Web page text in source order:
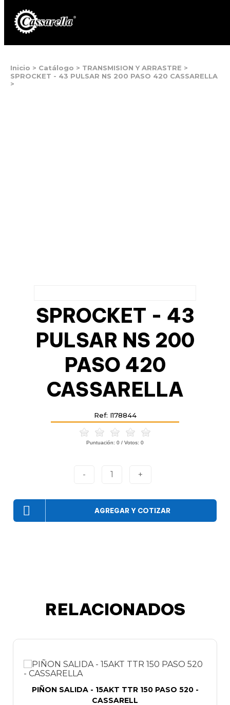
Inicio > Catálogo > TRANSMISION Y ARRASTRE >
SPROCKET - 43 PULSAR NS 200 PASO 420 CASSARELLA
>
SPROCKET - 43
PULSAR NS 200
PASO 420
CASSARELLA
Ref: I178844
Puntuación: 0 / Votos: 0
- 1 +
AGREGAR Y COTIZAR
RELACIONADOS
PIÑON SALIDA - 15AKT TTR 150 PASO 520 -
CASSARELL